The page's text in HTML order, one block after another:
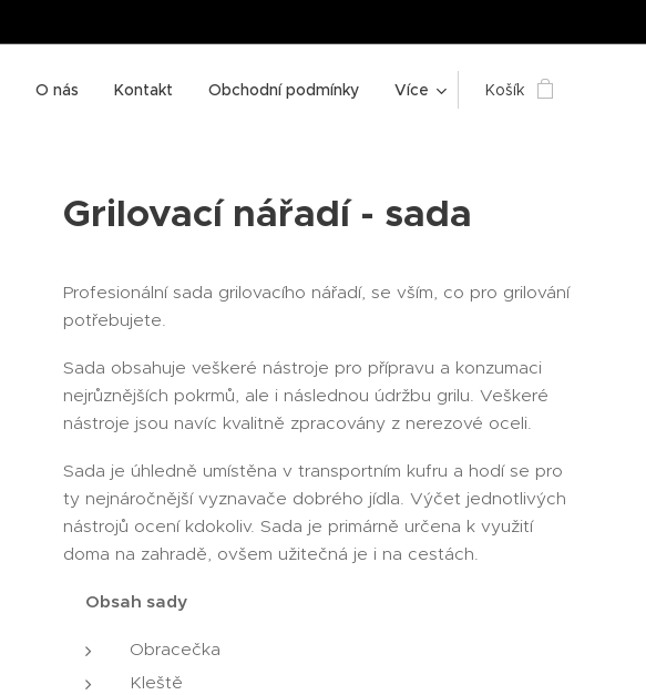
O nás Kontakt Obchodní podmínky Více Košík
Grilovací nářadí - sada
Profesionální sada grilovacího nářadí, se vším, co pro grilování
potřebujete.
Sada obsahuje veškeré nástroje pro přípravu a konzumaci
nejrůznějších pokrmů, ale i následnou údržbu grilu. Veškeré
nástroje jsou navíc kvalitně zpracovány z nerezové oceli.
Sada je úhledně umístěna v transportním kufru a hodí se pro
ty nejnáročnější vyznavače dobrého jídla. Výčet jednotlivých
nástrojů ocení kdokoliv. Sada je primárně určena k využití
doma na zahradě, ovšem užitečná je i na cestách.
Obsah sady
Obracečka
Kleště